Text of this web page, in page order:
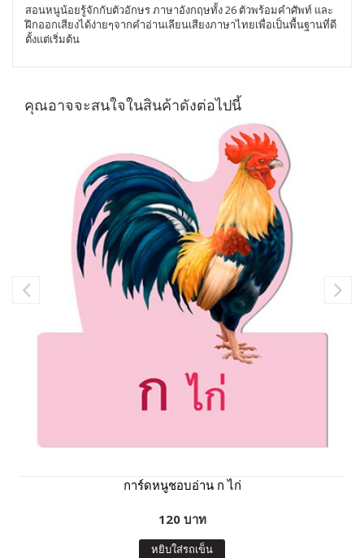
สอนหนูน้อยรู้จักกับตัวอักษร ภาษาอังกฤษทั้ง 26 ตัวพร้อมคำศัพท์ และ
ฝึกออกเสียงได้ง่ายๆจากคำอ่านเลียนเสียงภาษาไทยเพื่อเป็นพื้นฐานที่ดี
ตั้งแต่เริ่มต้น
คุณอาจจะสนใจในสินค้าดังต่อไปนี้
การ์ดหนูชอบอ่าน ก ไก่
120 บาท
หยิบใส่รถเข็น